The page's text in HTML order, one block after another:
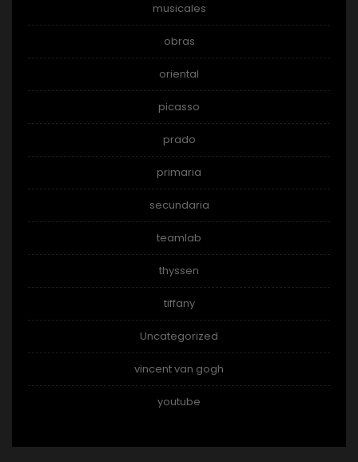
musicales
obras
oriental
picasso
prado
primaria
secundaria
teamlab
thyssen
tiffany
Uncategorized
vincent van gogh
youtube